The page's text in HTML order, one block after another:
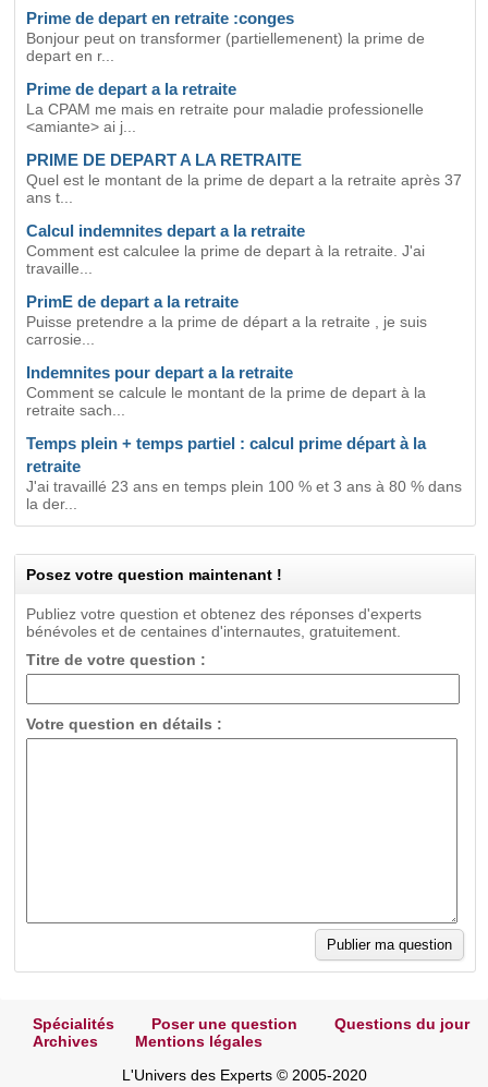
Prime de depart en retraite :conges
Bonjour peut on transformer (partiellemenent) la prime de
depart en r...
Prime de depart a la retraite
La CPAM me mais en retraite pour maladie professionelle
<amiante> ai j...
PRIME DE DEPART A LA RETRAITE
Quel est le montant de la prime de depart a la retraite après 37
ans t...
Calcul indemnites depart a la retraite
Comment est calculee la prime de depart à la retraite. J'ai
travaille...
PrimE de depart a la retraite
Puisse pretendre a la prime de départ a la retraite , je suis
carrosie...
Indemnites pour depart a la retraite
Comment se calcule le montant de la prime de depart à la
retraite sach...
Temps plein + temps partiel : calcul prime départ à la
retraite
J'ai travaillé 23 ans en temps plein 100 % et 3 ans à 80 % dans
la der...
Posez votre question maintenant !
Publiez votre question et obtenez des réponses d'experts
bénévoles et de centaines d'internautes, gratuitement.
Titre de votre question :
Votre question en détails :
Spécialités Poser une question
Questions du jour
Archives
Mentions légales
L'Univers des Experts © 2005-2020